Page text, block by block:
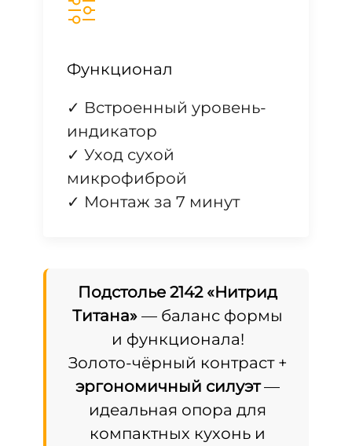
Функционал
✓ Встроенный уровень-
индикатор
✓ Уход сухой
микрофиброй
✓ Монтаж за 7 минут
Подстолье 2142 «Нитрид
Титана» — баланс формы
и функционала!
Золото-чёрный контраст +
эргономичный силуэт—
идеальная опора для
компактных кухонь и